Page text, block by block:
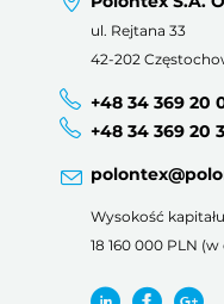
ul. Rejtana 33
42-202
+48 34 369 20
+48 34 369 20
Wysokość
18 160 000 PLN (w